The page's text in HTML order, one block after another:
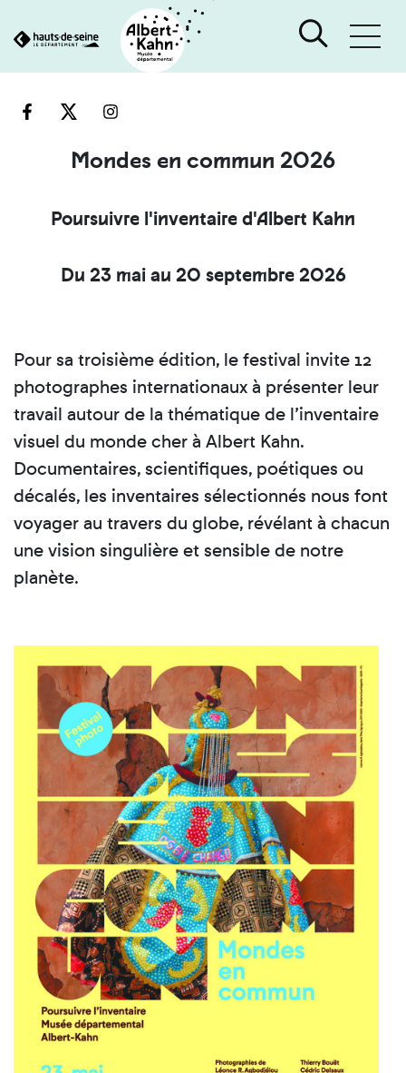
au
Mondes en commun 2026
Poursuivre l'inventaire d'Albert Kahn
Du 23 mai au 20 septembre 2026
Pour sa troisième édition, le festival invite 12
photographes internationaux à présenter leur
travail autour de la thématique de l’inventaire
visuel du monde cher à Albert Kahn.
Documentaires, scientifiques, poétiques ou
décalés, les inventaires sélectionnés nous font
voyager au travers du globe, révélant à chacun
une vision singulière et sensible de notre
planète.
Cookies et traceurs utilisés sur ce site